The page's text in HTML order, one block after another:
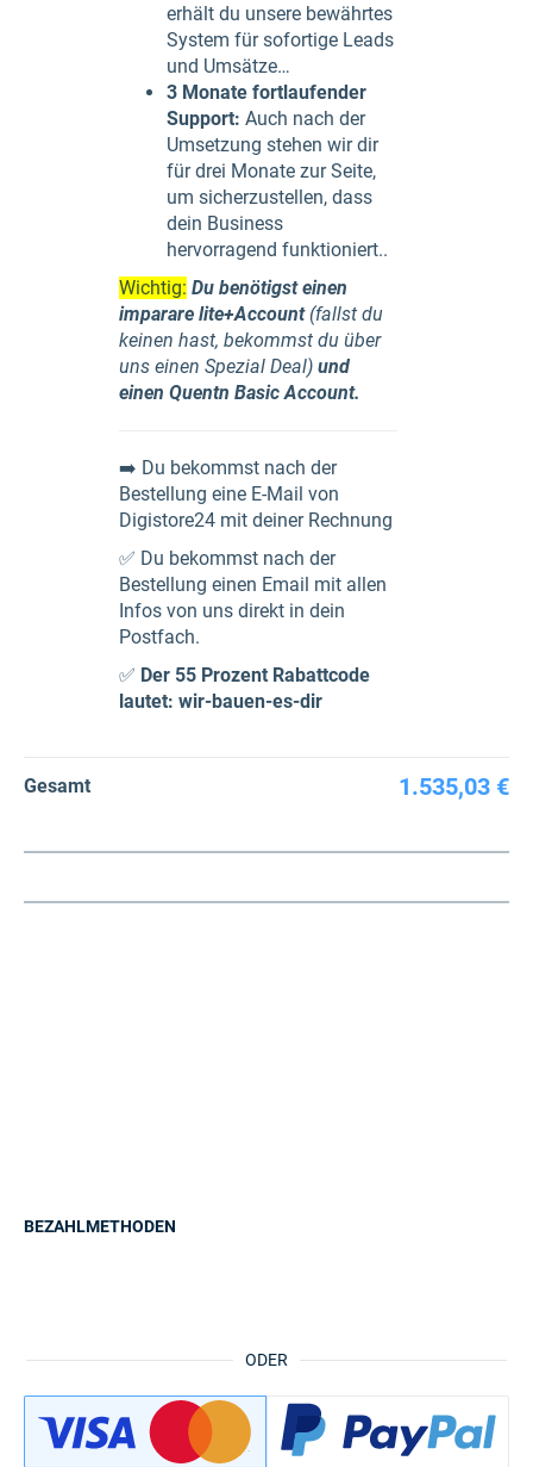
erhält du unsere bewährtes
System für sofortige Leads
und Umsätze…
3 Monate fortlaufender
Support: Auch nach der
Umsetzung stehen wir dir
für drei Monate zur Seite,
um sicherzustellen, dass
dein Business
hervorragend funktioniert..
Wichtig: Du benötigst einen
imparare lite+Account (fallst du
keinen hast, bekommst du über
uns einen Spezial Deal) und
einen Quentn Basic Account.
➡️ Du bekommst nach der
Bestellung eine E-Mail von
Digistore24 mit deiner Rechnung
✅ Du bekommst nach der
Bestellung einen Email mit allen
Infos von uns direkt in dein
Postfach.
✅ Der 55 Prozent Rabattcode
lautet: wir-bauen-es-dir
Gesamt 1.535,03 €
ODER
BEZAHLMETHODEN